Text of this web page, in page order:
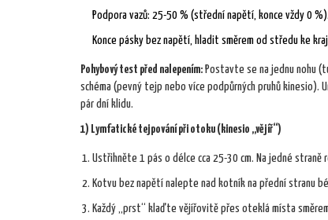
Podpora vazů: 25-50 % (střední napětí, konce vždy 0 %).
Konce pásky bez napětí, hladit směrem od středu ke
Pohybový test před nalepením: Postavte se na jednu nohu
schéma (pevný tejp nebo více podpůrných pruhů
pár dní klidu.
1) Lymfatické tejpování při otoku (kinesio „vějíř“)
Ustřihněte 1 pás o délce cca 25-30 cm. Na jedné
Kotvu bez napětí nalepte nad kotník na přední stranu
Každý „prst“ klaďte vějířovitě přes oteklá místa